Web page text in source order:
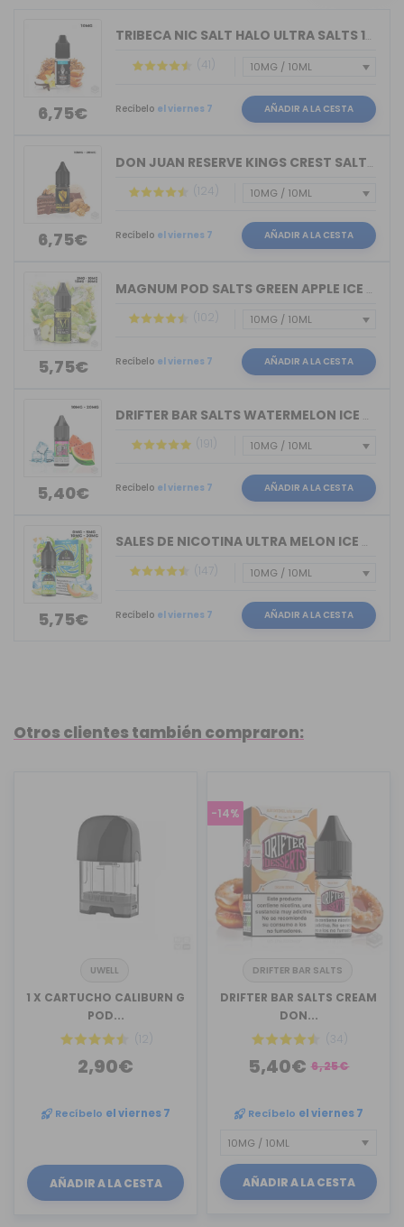
6,75€
TRIBECA NIC SALT HALO ULTRA SALTS 10M...
(41)
Recíbelo el viernes 7 AÑADIR A LA CESTA
6,75€
DON JUAN RESERVE KINGS CREST SALTS 10ML
(124)
Recíbelo el viernes 7 AÑADIR A LA CESTA
5,75€
MAGNUM POD SALTS GREEN APPLE ICE 10ML
(102)
Recíbelo el viernes 7 AÑADIR A LA CESTA
5,40€
DRIFTER BAR SALTS WATERMELON ICE JUIC...
(191)
Recíbelo el viernes 7 AÑADIR A LA CESTA
5,75€
SALES DE NICOTINA ULTRA MELON ICE BAR...
(147)
Recíbelo el viernes 7 AÑADIR A LA CESTA
Otros clientes también compraron:
UWELL
1 X CARTUCHO CALIBURN G
POD...
(12)
2,90€
Recíbelo el viernes 7
AÑADIR A LA CESTA
-14%
DRIFTER BAR SALTS
DRIFTER BAR SALTS CREAM
DON...
(34)
5,40€ 6,25€
Recíbelo el viernes 7
AÑADIR A LA CESTA